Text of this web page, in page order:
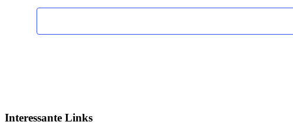
Interessante Links